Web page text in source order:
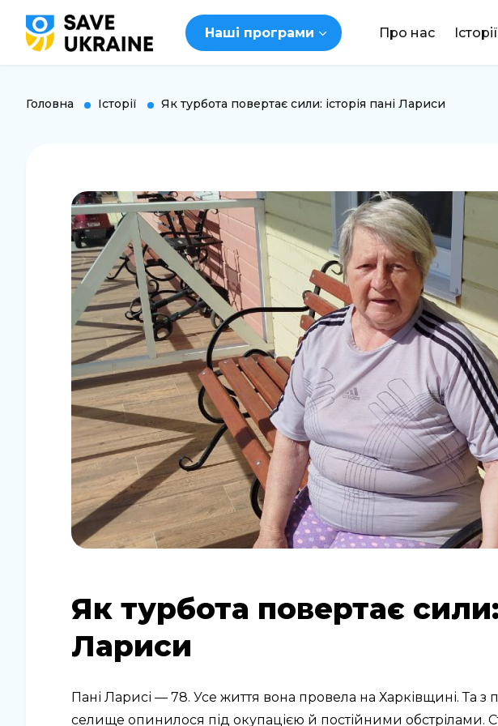
Наші програми Про нас
Головна Історії Як турбота повертає сили: історія пані Лариси
Як турбота повертає сили:
Лариси
Пані Ларисі — 78. Усе життя вона провела на Харківщині. Та з
селище опинилося під окупацією й постійними обстрілами.